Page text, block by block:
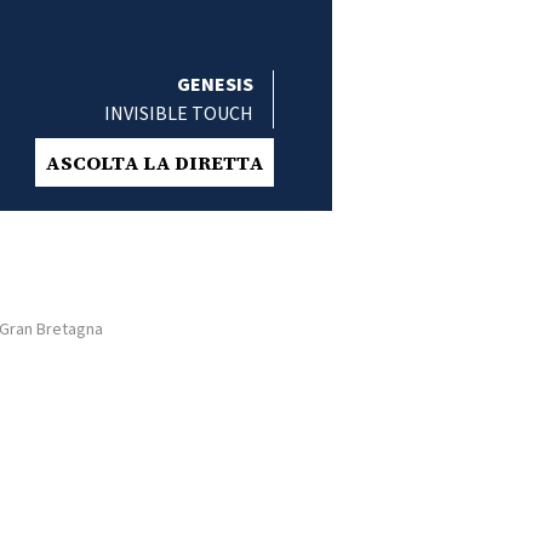
GENESIS
INVISIBLE TOUCH
ASCOLTA LA DIRETTA
Bretagna